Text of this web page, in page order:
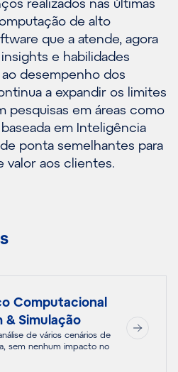
de alto
que a atende, agora
e habilidades
desempenho dos
a expandir os limites
pesquisas em áreas como
em Inteligência
ponta semelhantes para
valor aos clientes.
Computacional
& Simulação
de vários cenários de
sem nenhum impacto no